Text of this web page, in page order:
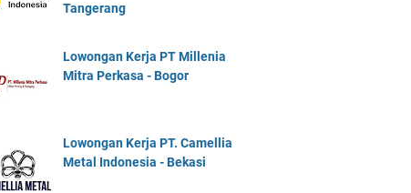
Tangerang
Lowongan Kerja PT Millenia
Mitra Perkasa - Bogor
Lowongan Kerja PT. Camellia
Metal Indonesia - Bekasi